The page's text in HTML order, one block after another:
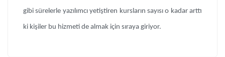
gibi sürelerle yazılımcı yetiştiren kursların sayısı o kadar arttı
ki kişiler bu hizmeti de almak için sıraya giriyor.